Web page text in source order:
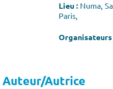
Lieu :Numa,
Paris,
Organisateurs
Auteur/Autrice